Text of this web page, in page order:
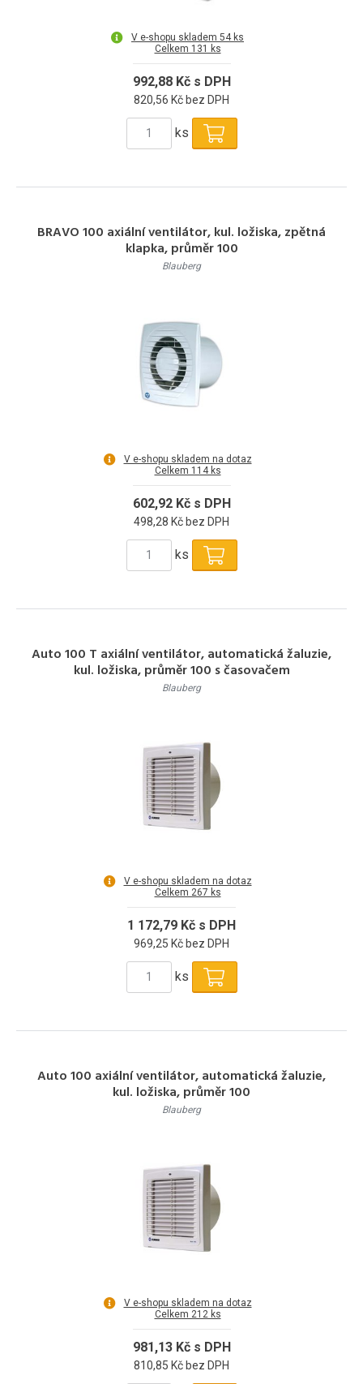
V e-shopu skladem 54 ks
Celkem 131 ks
992,88 Kč s DPH
820,56 Kč bez DPH
ks
BRAVO 100 axiální ventilátor, kul. ložiska, zpětná
klapka, průměr 100
Blauberg
V e-shopu skladem na dotaz
Celkem 114 ks
602,92 Kč s DPH
498,28 Kč bez DPH
ks
Auto 100 T axiální ventilátor, automatická žaluzie,
kul. ložiska, průměr 100 s časovačem
Blauberg
V e-shopu skladem na dotaz
Celkem 267 ks
1 172,79 Kč s DPH
969,25 Kč bez DPH
ks
Auto 100 axiální ventilátor, automatická žaluzie,
kul. ložiska, průměr 100
Blauberg
V e-shopu skladem na dotaz
Celkem 212 ks
981,13 Kč s DPH
810,85 Kč bez DPH